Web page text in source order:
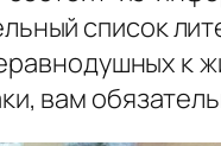
список
к
вам